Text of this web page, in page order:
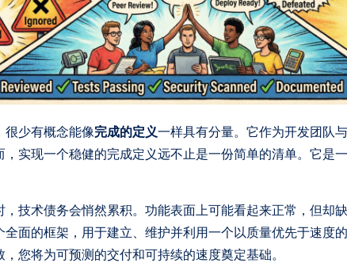
很少有概念能像完成的定义一样具有分量。它作为开发团队
，实现一个稳健的完成定义远不止是一份简单的清单。它是
，技术债务会悄然累积。功能表面上可能看起来正常，但却
面的框架，用于建立、维护并利用一个以质量优先于速度
您将为可预测的交付和可持续的速度奠定基础。